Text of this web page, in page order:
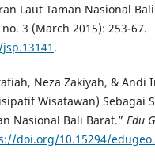
Laut Taman Nasional
no. 3 (March 2015): 253-67.
.
Neza Zakiyah, & Andi
Wisatawan) Sebagai
Nasional Bali Barat.” Edu
doi.org/10.15294/